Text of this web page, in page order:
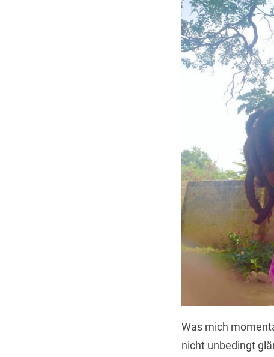
Was mich
nicht unbedingt